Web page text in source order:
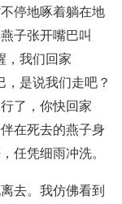
停地啄着躺在地
子张开嘴巴叫
，我们回家
是说我们走吧？
了，你快回家
在死去的燕子身
任凭细雨冲洗。
去。我仿佛看到